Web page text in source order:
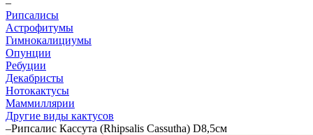
–
Рипсалисы
Астрофитумы
Гимнокалициумы
Опунции
Ребуции
Декабристы
Нотокактусы
Маммиллярии
Другие виды кактусов
–Рипсалис Кассута (Rhipsalis Cassutha) D8,5см